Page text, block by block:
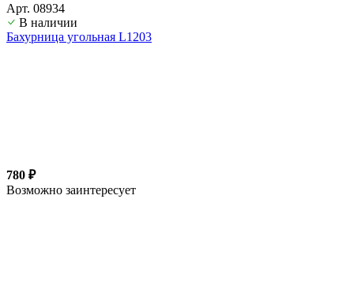
Арт. 08934
В наличии
Бахурница угольная L1203
780 ₽
Возможно заинтересует